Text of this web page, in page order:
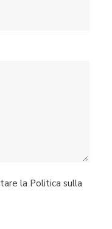
la Politica sulla